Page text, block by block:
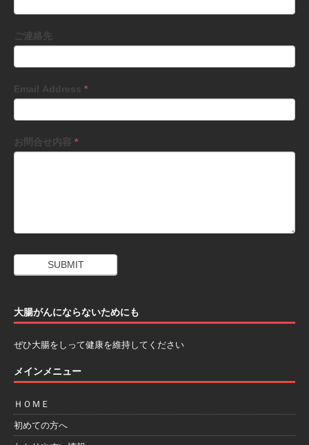
ご連絡先
Email Address *
お問合せ内容 *
大腸がんにならないためにも
ぜひ大腸をしって健康を維持してください
メインメニュー
ＨＯＭＥ
初めての方へ